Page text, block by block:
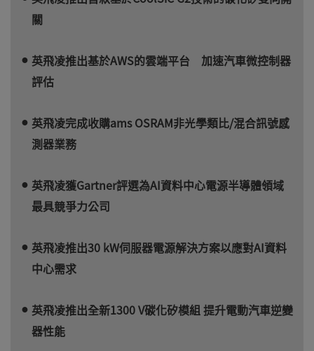
關
英飛凌推出基於AWS的雲端平台 加速汽車微控制器
評估
英飛凌完成收購ams OSRAM非光學類比/混合訊號感
測器業務
英飛凌獲Gartner評選為AI資料中心電源半導體領域
最具競爭力公司
英飛凌推出30 kW伺服器電源解決方案以應對AI資料
中心需求
英飛凌推出全新1300 V碳化矽模組 提升電動汽車逆變
器性能